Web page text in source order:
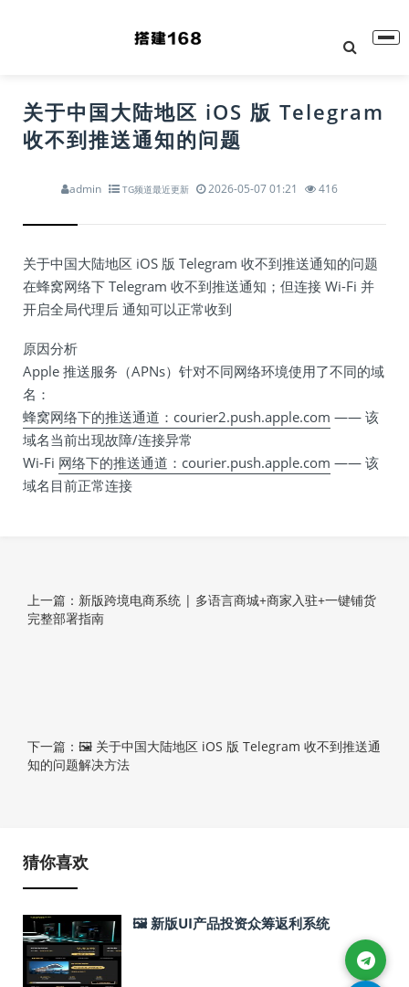
关于中国大陆地区 iOS 版 Telegram
收不到推送通知的问题
admin TG频道最近更新 2026-05-07 01:21 416
关于中国大陆地区 iOS 版 Telegram 收不到推送通知的问题
在蜂窝网络下 Telegram 收不到推送通知；但连接 Wi-Fi 并
开启全局代理后 通知可以正常收到
原因分析
Apple 推送服务（APNs）针对不同网络环境使用了不同的域
名：
蜂窝网络下的推送通道：courier2.push.apple.com —— 该
域名当前出现故障/连接异常
Wi-Fi 网络下的推送通道：courier.push.apple.com —— 该
域名目前正常连接
上一篇：新版跨境电商系统 | 多语言商城+商家入驻+一键铺货
完整部署指南
下一篇：🖼 关于中国大陆地区 iOS 版 Telegram 收不到推送通
知的问题解决方法
猜你喜欢
🖼 新版UI产品投资众筹返利系统